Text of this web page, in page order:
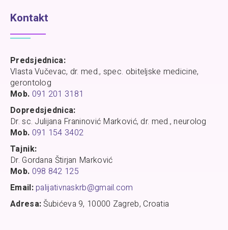
Kontakt
Predsjednica:
Vlasta Vučevac, dr. med., spec. obiteljske medicine,
gerontolog
Mob. 091 201 3181
Dopredsjednica:
Dr. sc. Julijana Franinović Marković, dr. med., neurolog
Mob. 091 154 3402
Tajnik:
Dr. Gordana Štirjan Marković
Mob. 098 842 125
Email:palijativnaskrb@gmail.com
Adresa:Šubićeva 9, 10000 Zagreb, Croatia